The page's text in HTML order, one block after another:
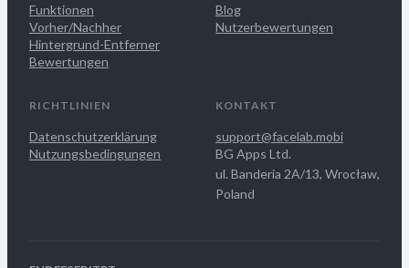
Funktionen
Vorher/Nachher
Hintergrund-Entferner
Bewertungen
Blog
Nutzerbewertungen
RICHTLINIEN
Datenschutzerklärung
Nutzungsbedingungen
KONTAKT
support@facelab.mobi
BG Apps Ltd.
ul. Banderia 2A/13, Wrocław,
Poland